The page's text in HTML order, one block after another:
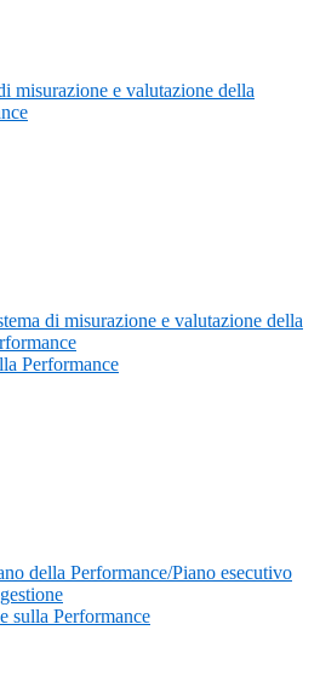
misurazione e valutazione della
di misurazione e valutazione della
Performance
della Performance/Piano esecutivo
sulla Performance